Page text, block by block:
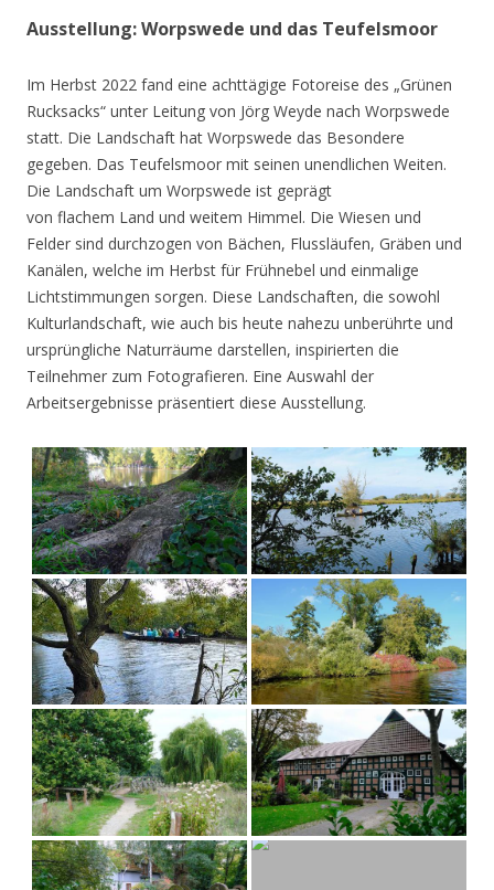
Ausstellung: Worpswede und das Teufelsmoor
Im Herbst 2022 fand eine achttägige Fotoreise des „Grünen
Rucksacks“ unter Leitung von Jörg Weyde nach Worpswede
statt. Die Landschaft hat Worpswede das Besondere
gegeben. Das Teufelsmoor mit seinen unendlichen Weiten.
Die Landschaft um Worpswede ist geprägt
von flachem Land und weitem Himmel. Die Wiesen und
Felder sind durchzogen von Bächen, Flussläufen, Gräben und
Kanälen, welche im Herbst für Frühnebel und einmalige
Lichtstimmungen sorgen. Diese Landschaften, die sowohl
Kulturlandschaft, wie auch bis heute nahezu unberührte und
ursprüngliche Naturräume darstellen, inspirierten die
Teilnehmer zum Fotografieren. Eine Auswahl der
Arbeitsergebnisse präsentiert diese Ausstellung.